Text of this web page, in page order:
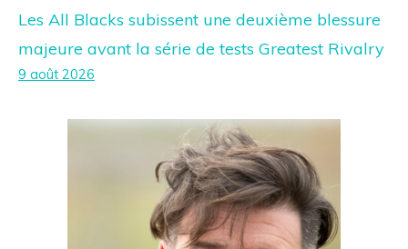
Les All Blacks subissent une deuxième blessure
majeure avant la série de tests Greatest Rivalry
9 août 2026